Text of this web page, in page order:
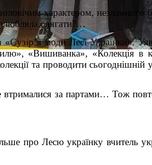
характером,
одягати?…
моди Лесі Українки».
«Вишиванка», «Колекція
та проводити сьогоднішній
за партами… Тож
про Лесю українку вчитель